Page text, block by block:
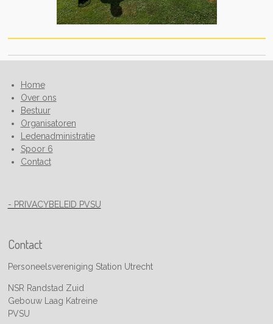
Home
Over ons
Bestuur
Organisatoren
Ledenadministratie
Spoor 6
Contact
- PRIVACYBELEID PVSU
Contact
Personeelsvereniging Station Utrecht
NSR Randstad Zuid
Gebouw Laag Katreine
PVSU